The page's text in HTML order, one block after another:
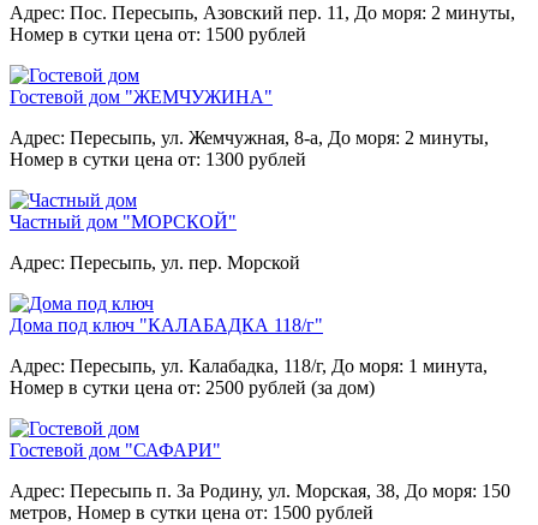
Адрес: Пос. Пересыпь, Азовский пер. 11, До моря: 2 минуты,
Номер в сутки цена от: 1500 рублей
Гостевой дом "ЖЕМЧУЖИНА"
Адрес: Пересыпь, ул. Жемчужная, 8-а, До моря: 2 минуты,
Номер в сутки цена от: 1300 рублей
Частный дом "МОРСКОЙ"
Адрес: Пересыпь, ул. пер. Морской
Дома под ключ "КАЛАБАДКА 118/г"
Адрес: Пересыпь, ул. Калабадка, 118/г, До моря: 1 минута,
Номер в сутки цена от: 2500 рублей (за дом)
Гостевой дом "САФАРИ"
Адрес: Пересыпь п. За Родину, ул. Морская, 38, До моря: 150
метров, Номер в сутки цена от: 1500 рублей